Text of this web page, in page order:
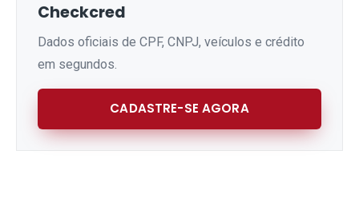
Checkcred
Dados oficiais de CPF, CNPJ, veículos e crédito
em segundos.
CADASTRE-SE AGORA